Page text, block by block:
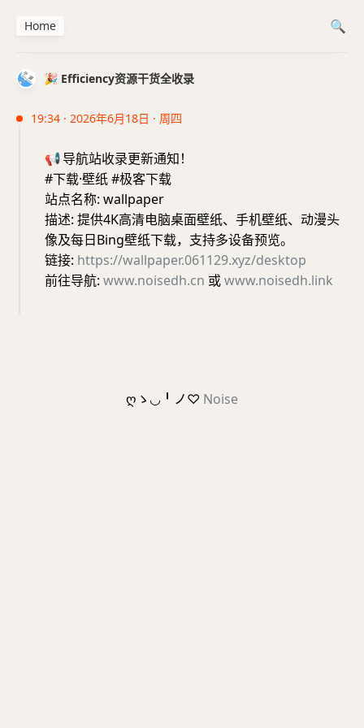
🎉 Efficiency资源干货全收录
19:34 · 2026年6月18日 · 周四
📢导航站收录更新通知！
#下载·壁纸 #极客下载
站点名称: wallpaper
描述: 提供4K高清电脑桌面壁纸、手机壁纸、动漫头
像及每日Bing壁纸下载，支持多设备预览。
链接: https://wallpaper.061129.xyz/desktop
前往导航: www.noisedh.cn 或www.noisedh.link
Home
ღゝ◡╹ノ♡ Noise